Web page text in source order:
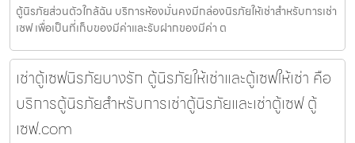
ตู้นิรภัยส่วนตัวใกล้ฉัน บริการห้องมั่นคงมีกล่องนิรภัยให้เช่าสำหรับการเช่า
เซฟ เพื่อเป็นที่เก็บของมีค่าและรับฝากของมีค่า ต
เช่าตู้เซฟนิรภัยบางรัก ตู้นิรภัยให้เช่าและตู้เซฟให้เช่า คือ
บริการตู้นิรภัยสำหรับการเช่าตู้นิรภัยและเช่าตู้เซฟ ตู้
เซฟ.com